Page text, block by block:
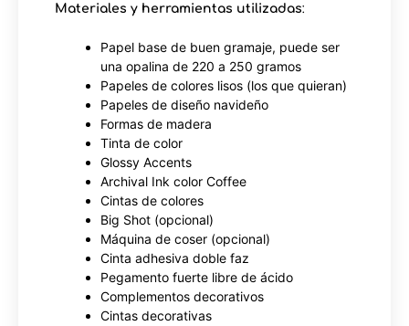
Materiales y herramientas utilizadas:
Papel base de buen gramaje, puede ser
una opalina de 220 a 250 gramos
Papeles de colores lisos (los que quieran)
Papeles de diseño navideño
Formas de madera
Tinta de color
Glossy Accents
Archival Ink color Coffee
Cintas de colores
Big Shot (opcional)
Máquina de coser (opcional)
Cinta adhesiva doble faz
Pegamento fuerte libre de ácido
Complementos decorativos
Cintas decorativas